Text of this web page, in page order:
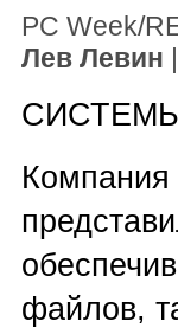
PC Week/
Лев Левин
Компания
файлов,